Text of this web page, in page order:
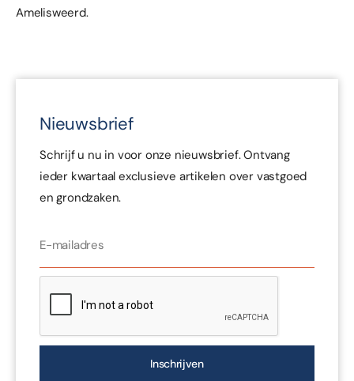
Amelisweerd.
Nieuwsbrief
Schrijf u nu in voor onze nieuwsbrief. Ontvang
ieder kwartaal exclusieve artikelen over vastgoed
en grondzaken.
Inschrijven